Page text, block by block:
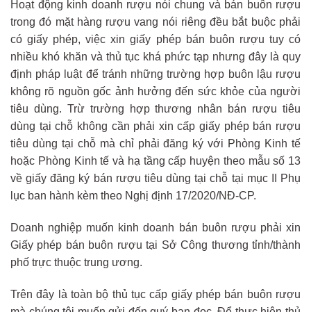
Hoạt động kinh doanh rượu nói chung và bán buôn rượu
trong đó mặt hàng rượu vang nói riêng đều bắt buộc phải
có giấy phép, việc xin giấy phép bán buôn rượu tuy có
nhiều khó khăn và thủ tục khá phức tạp nhưng đây là quy
định pháp luật để tránh những trường hợp buôn lậu rượu
không rõ nguồn gốc ảnh hưởng đến sức khỏe của người
tiêu dùng. Trừ trường hợp thương nhân bán rượu tiêu
dùng tại chỗ không cần phải xin cấp giấy phép bán rượu
tiêu dùng tại chỗ mà chỉ phải đăng ký với Phòng Kinh tế
hoặc Phòng Kinh tế và hạ tầng cấp huyện theo mẫu số 13
về giấy đăng ký bán rượu tiêu dùng tại chỗ tại mục II Phụ
lục ban hành kèm theo Nghị định 17/2020/NĐ-CP.
Doanh nghiệp muốn kinh doanh bán buôn rượu phải xin
Giấy phép bán buôn rượu tại Sở Công thương tỉnh/thành
phố trực thuộc trung ương.
Trên đây là toàn bộ thủ tục cấp giấy phép bán buôn rượu